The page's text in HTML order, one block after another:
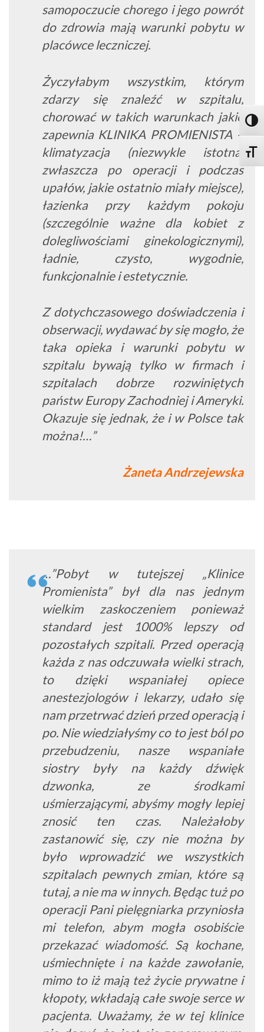
samopoczucie chorego i jego powrót
do zdrowia mają warunki pobytu w
placówce leczniczej.
Życzyłabym wszystkim, którym
zdarzy się znaleźć w szpitalu,
chorować w takich warunkach jakie
zapewnia KLINIKA PROMIENISTA –
klimatyzacja (niezwykle istotna,
zwłaszcza po operacji i podczas
upałów, jakie ostatnio miały miejsce),
łazienka przy każdym pokoju
(szczególnie ważne dla kobiet z
dolegliwościami ginekologicznymi),
ładnie, czysto, wygodnie,
funkcjonalnie i estetycznie.
Z dotychczasowego doświadczenia i
obserwacji, wydawać by się mogło, że
taka opieka i warunki pobytu w
szpitalu bywają tylko w firmach i
szpitalach dobrze rozwiniętych
państw Europy Zachodniej i Ameryki.
Okazuje się jednak, że i w Polsce tak
można!…”
Żaneta Andrzejewska
…”Pobyt w tutejszej „Klinice
Promienista” był dla nas jednym
wielkim zaskoczeniem ponieważ
standard jest 1000% lepszy od
pozostałych szpitali. Przed operacją
każda z nas odczuwała wielki strach,
to dzięki wspaniałej opiece
anestezjologów i lekarzy, udało się
nam przetrwać dzień przed operacją i
po. Nie wiedziałyśmy co to jest ból po
przebudzeniu, nasze wspaniałe
siostry były na każdy dźwięk
dzwonka, ze środkami
uśmierzającymi, abyśmy mogły lepiej
znosić ten czas. Należałoby
zastanowić się, czy nie można by
było wprowadzić we wszystkich
szpitalach pewnych zmian, które są
tutaj, a nie ma w innych. Będąc tuż po
operacji Pani pielęgniarka przyniosła
mi telefon, abym mogła osobiście
przekazać wiadomość. Są kochane,
uśmiechnięte i na każde zawołanie,
mimo to iż mają też życie prywatne i
kłopoty, wkładają całe swoje serce w
pacjenta. Uważamy, że w tej klinice